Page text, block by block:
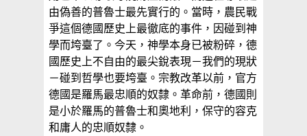
由偽善的普魯士最先實行的。當時，農民戰
爭這個德國歷史上最徹底的事件，因碰到神
學而垮臺了。今天，神學本身已被粉碎，德
國歷史上不自由的最尖銳表現－我們的現狀
－碰到哲學也要垮臺。宗教改革以前，官方
德國是羅馬最忠順的奴隸。革命前，德國則
是小於羅馬的普魯士和奧地利，保守的容克
和庸人的忠順奴隸。